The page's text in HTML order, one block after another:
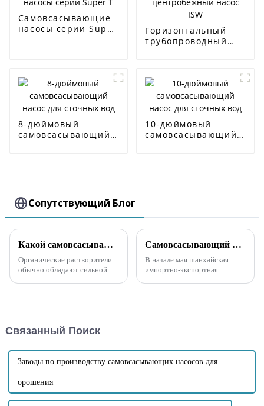
Самовсасывающие
насосы серии Super
Горизонтальный
трубопроводный
8-дюймовый
самовсасывающий
10-дюймовый
самовсасывающий
Сопутствующий Блог
Какой самовсасывающий насос используется для органических растворителей?
Органические растворители
обычно обладают сильной
ключевые
стойкость: Корпус насоса и
внутренние части...
Самовсасывающий насос для сточных вод с дизельным двигателем экспортируется в Малайзию
В начале мая шанхайская
импортно-экспортная
самовсасывающего насоса
для сточных вод SP-8...
Связанный Поиск
Заводы по производству самовсасывающих насосов для
орошения